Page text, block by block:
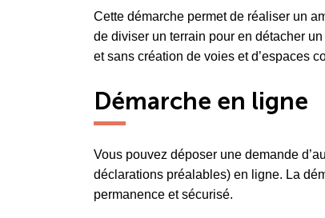
Cette démarche permet de réaliser un
de diviser un terrain pour en détacher
et sans création de voies et d’espaces
Démarche en ligne
Vous pouvez déposer une demande
déclarations préalables) en ligne. La
permanence et sécurisé.